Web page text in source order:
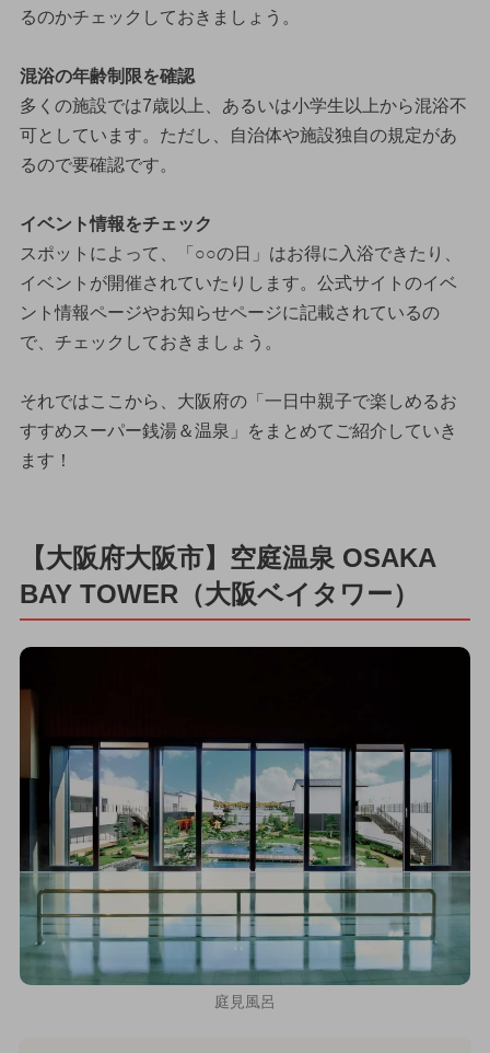
るのかチェックしておきましょう。
混浴の年齢制限を確認
多くの施設では7歳以上、あるいは小学生以上から混浴不
可としています。ただし、自治体や施設独自の規定があ
るので要確認です。
イベント情報をチェック
スポットによって、「○○の日」はお得に入浴できたり、
イベントが開催されていたりします。公式サイトのイベ
ント情報ページやお知らせページに記載されているの
で、チェックしておきましょう。
それではここから、大阪府の「一日中親子で楽しめるお
すすめスーパー銭湯＆温泉」をまとめてご紹介していき
ます！
【大阪府大阪市】空庭温泉 OSAKA
BAY TOWER（大阪ベイタワー）
庭見風呂